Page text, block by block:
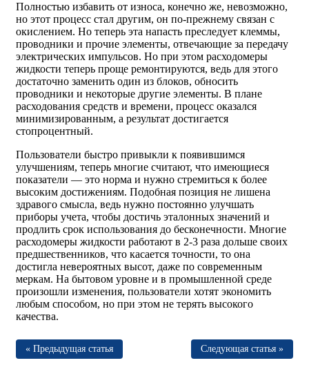
Полностью избавить от износа, конечно же, невозможно,
но этот процесс стал другим, он по-прежнему связан с
окислением. Но теперь эта напасть преследует клеммы,
проводники и прочие элементы, отвечающие за передачу
электрических импульсов. Но при этом расходомеры
жидкости теперь проще ремонтируются, ведь для этого
достаточно заменить один из блоков, обносить
проводники и некоторые другие элементы. В плане
расходования средств и времени, процесс оказался
минимизированным, а результат достигается
стопроцентный.
Пользователи быстро привыкли к появившимся
улучшениям, теперь многие считают, что имеющиеся
показатели — это норма и нужно стремиться к более
высоким достижениям. Подобная позиция не лишена
здравого смысла, ведь нужно постоянно улучшать
приборы учета, чтобы достичь эталонных значений и
продлить срок использования до бесконечности. Многие
расходомеры жидкости работают в 2-3 раза дольше своих
предшественников, что касается точности, то она
достигла невероятных высот, даже по современным
меркам. На бытовом уровне и в промышленной среде
произошли изменения, пользователи хотят экономить
любым способом, но при этом не терять высокого
качества.
« Предыдущая статья Следующая статья »